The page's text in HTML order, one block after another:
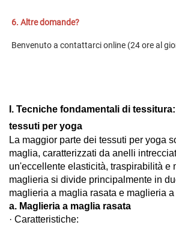
6. Altre domande?
Benvenuto a contattarci online (24 ore al
I. Tecniche fondamentali di
tessuti per yoga
La maggior parte dei tessuti per yoga
maglia, caratterizzati da anelli
un'eccellente elasticità, traspirabilità e
maglieria si divide principalmente in
maglieria a maglia rasata e maglieria a
a. Maglieria a maglia rasata
· Caratteristiche: